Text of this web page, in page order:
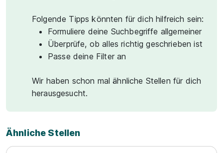
Folgende Tipps könnten für dich hilfreich sein:
Formuliere deine Suchbegriffe allgemeiner
Überprüfe, ob alles richtig geschrieben ist
Passe deine Filter an
Wir haben schon mal ähnliche Stellen für dich
herausgesucht.
Ähnliche Stellen